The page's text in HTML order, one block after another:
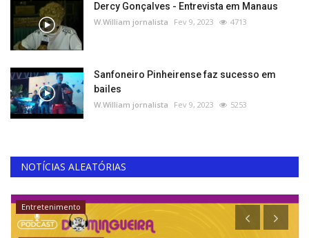
Dercy Gonçalves - Entrevista em Manaus
W.William jornalista Fev 9, 2023 4713
Sanfoneiro Pinheirense faz sucesso em
bailes
W.William jornalista Fev 9, 2023 5253
NOTÍCIAS ALEATÓRIAS
Entretenimento